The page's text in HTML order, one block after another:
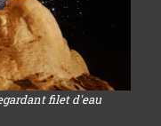
filet d'eau